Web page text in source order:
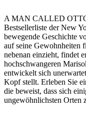
A MAN CALLED
Bestsellerliste der New
bewegende Geschichte
auf seine Gewohnheiten
nebenan einzieht, findet
hochschwangeren
entwickelt sich
Kopf stellt. Erleben Sie
die beweist, dass sich
ungewöhnlichsten Orten